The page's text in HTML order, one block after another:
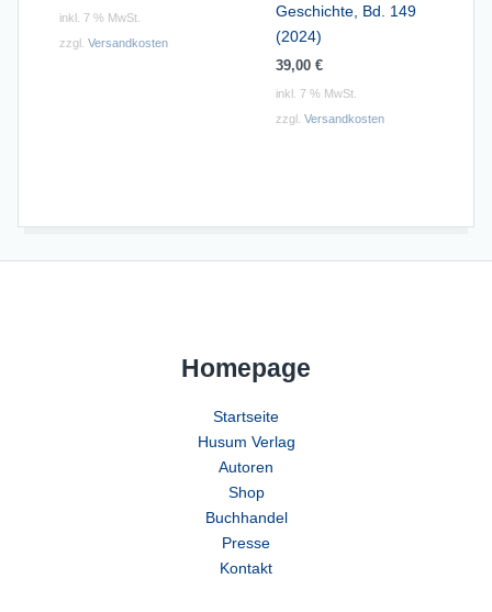
inkl. 7 % MwSt.
zzgl. Versandkosten
Geschichte, Bd. 149
(2024)
39,00 €
inkl. 7 % MwSt.
zzgl. Versandkosten
Homepage
Startseite
Husum Verlag
Autoren
Shop
Buchhandel
Presse
Kontakt